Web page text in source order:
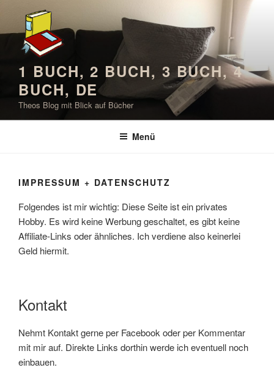
springen
1 BUCH, 2 BUCH, 3 BUCH, 4
BUCH, DE
Theos Blog mit Blick auf Bücher
Menü
IMPRESSUM + DATENSCHUTZ
Folgendes ist mir wichtig: Diese Seite ist ein privates
Hobby. Es wird keine Werbung geschaltet, es gibt keine
Affiliate-Links oder ähnliches. Ich verdiene also keinerlei
Geld hiermit.
Kontakt
Nehmt Kontakt gerne per Facebook oder per Kommentar
mit mir auf. Direkte Links dorthin werde ich eventuell noch
einbauen.